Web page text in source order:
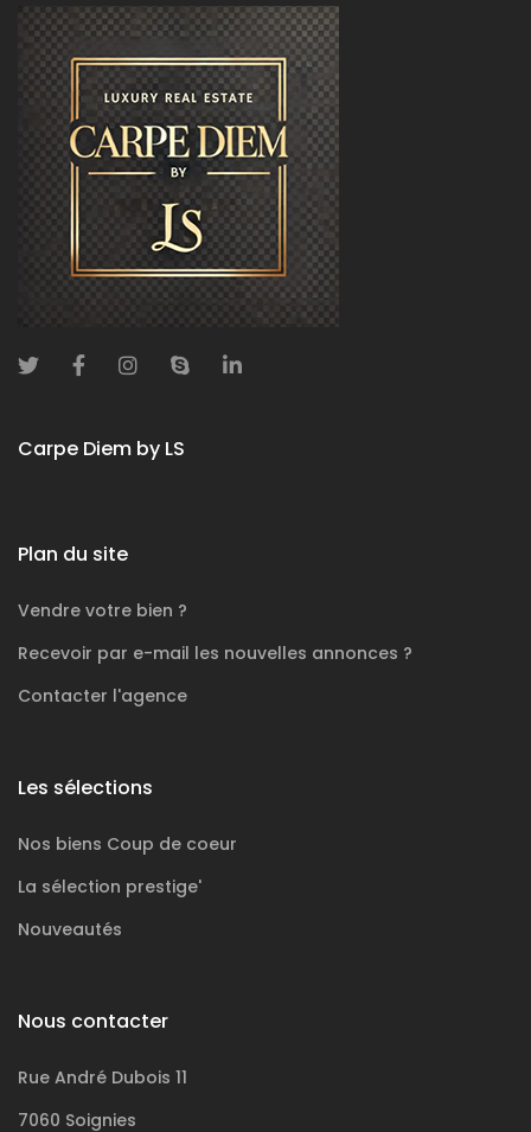
Carpe Diem by LS
Plan du site
Vendre votre bien ?
Recevoir par e-mail les nouvelles annonces ?
Contacter l'agence
Les sélections
Nos biens Coup de coeur
La sélection prestige'
Nouveautés
Nous contacter
Rue André Dubois 11
7060 Soignies